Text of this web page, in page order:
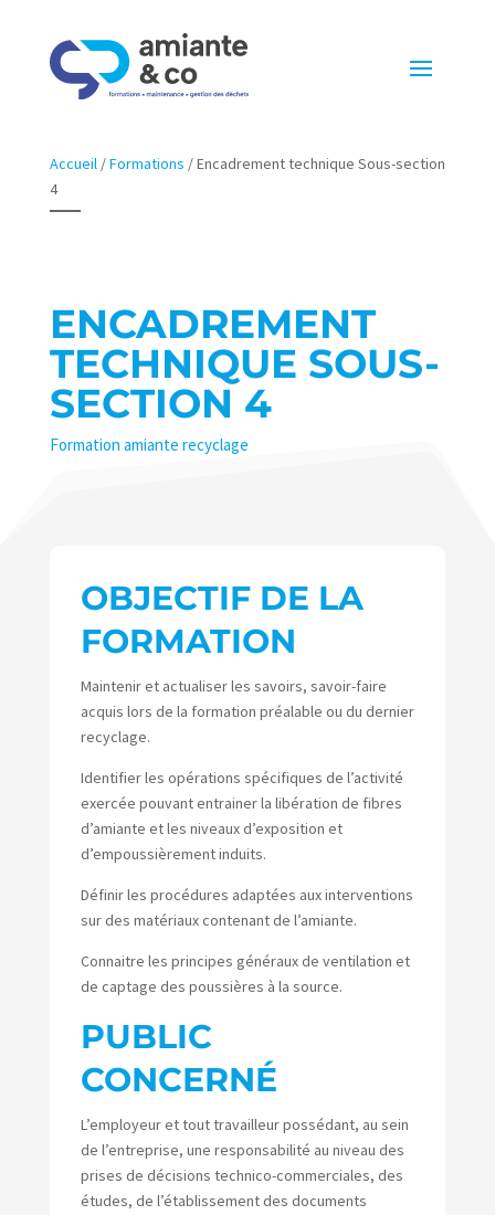
Accueil/Formations /Encadrement technique Sous-section
4
ENCADREMENT
TECHNIQUE SOUS-
SECTION 4
Formation amiante recyclage
OBJECTIF DE LA
FORMATION
Maintenir et actualiser les savoirs, savoir-faire
acquis lors de la formation préalable ou du dernier
recyclage.
Identifier les opérations spécifiques de l’activité
exercée pouvant entrainer la libération de fibres
d’amiante et les niveaux d’exposition et
d’empoussièrement induits.
Définir les procédures adaptées aux interventions
sur des matériaux contenant de l’amiante.
Connaitre les principes généraux de ventilation et
de captage des poussières à la source.
PUBLIC
CONCERNÉ
L’employeur et tout travailleur possédant, au sein
de l’entreprise, une responsabilité au niveau des
prises de décisions technico-commerciales, des
études, de l’établissement des documents